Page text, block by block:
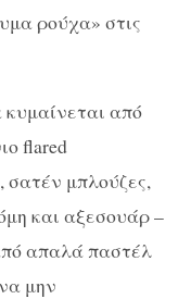
ρούχα» στις
από
flared
σατέν μπλούζες,
και αξεσουάρ –
απαλά παστέλ
μην